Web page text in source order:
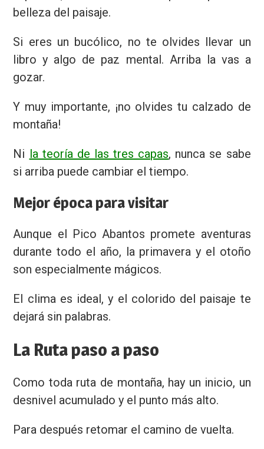
belleza del paisaje.
Si eres un bucólico, no te olvides llevar un
libro y algo de paz mental. Arriba la vas a
gozar.
Y muy importante, ¡no olvides tu calzado de
montaña!
Ni la teoría de las tres capas, nunca se sabe
si arriba puede cambiar el tiempo.
Mejor época para visitar
Aunque el Pico Abantos promete aventuras
durante todo el año, la primavera y el otoño
son especialmente mágicos.
El clima es ideal, y el colorido del paisaje te
dejará sin palabras.
La Ruta paso a paso
Como toda ruta de montaña, hay un inicio, un
desnivel acumulado y el punto más alto.
Para después retomar el camino de vuelta.